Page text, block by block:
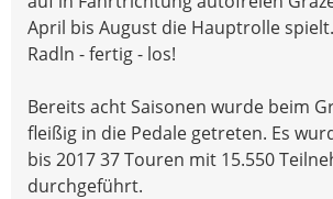
April bis August die Hauptrolle
Radln - fertig - los!
Bereits acht Saisonen wurde beim
fleißig in die Pedale getreten. Es
bis 2017 37 Touren mit 15.550
durchgeführt.